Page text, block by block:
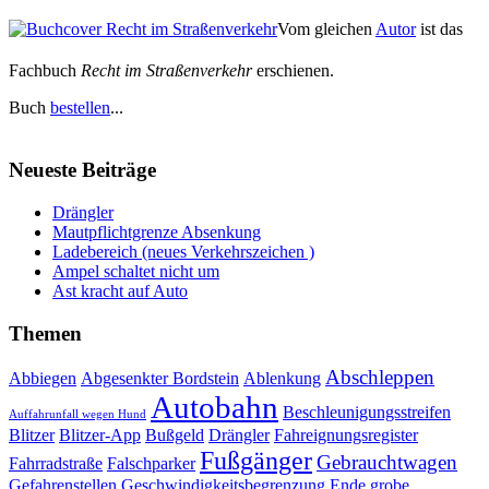
Vom gleichenAutorist das
Fachbuch Recht im Straßenverkehrerschienen.
Buch bestellen...
Neueste Beiträge
Drängler
Mautpflichtgrenze Absenkung
Ladebereich (neues Verkehrszeichen )
Ampel schaltet nicht um
Ast kracht auf Auto
Themen
Abbiegen Abgesenkter Bordstein Ablenkung Abschleppen
Auffahrunfall wegen Hund Autobahn Beschleunigungsstreifen
Blitzer Blitzer-App Bußgeld Drängler Fahreignungsregister
Fahrradstraße Falschparker FußgängerGebrauchtwagen